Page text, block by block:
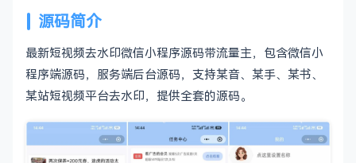
源码简介
最新短视频去水印微信小程序源码带流量主，包含微信小
程序端源码，服务端后台源码，支持某音、某手、某书、
某站短视频平台去水印，提供全套的源码。